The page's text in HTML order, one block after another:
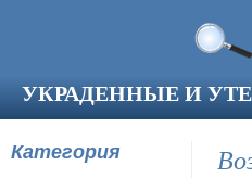
УКРАДЕННЫЕ И
Категория